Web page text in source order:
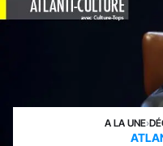
A LA UNE›